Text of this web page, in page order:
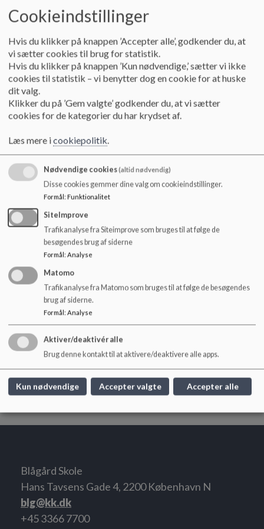
Kia Juul Vilhelmsen
Souschef, mellemtrin - udskoling
Lisbeth Gade
Souschef, afdeling indskolingen
Annika Lorenzen
KKFO-leder
Sofie Wifstrand Poulsen
Blågård Skole
Hans Tavsens Gade 4, 2200 København N
blg@kk.dk
+45 3366 7700
Cookieindstillinger
Hvis du klikker på knappen ’Accepter alle’, godkender du, at
vi sætter cookies til brug for statistik.
Hvis du klikker på knappen ’Kun nødvendige,’ sætter vi ikke
cookies til statistik – vi benytter dog en cookie for at huske
dit valg.
Klikker du på ’Gem valgte’ godkender du, at vi sætter
cookies for de kategorier du har krydset af.
Læs mere icookiepolitik.
Nødvendige cookies(altid nødvendig)
Disse cookies gemmer dine valg om cookieindstillinger.
Formål: Funktionalitet
SiteImprove
Trafikanalyse fra Siteimprove som bruges til at følge de
besøgendes brug af siderne
Formål: Analyse
Matomo
Trafikanalyse fra Matomo som bruges til at følge de besøgendes
brug af siderne.
Formål: Analyse
Aktiver/deaktivér alle
Brug denne kontakt til at aktivere/deaktivere alle apps.
Kun nødvendige Accepter valgte Accepter alle